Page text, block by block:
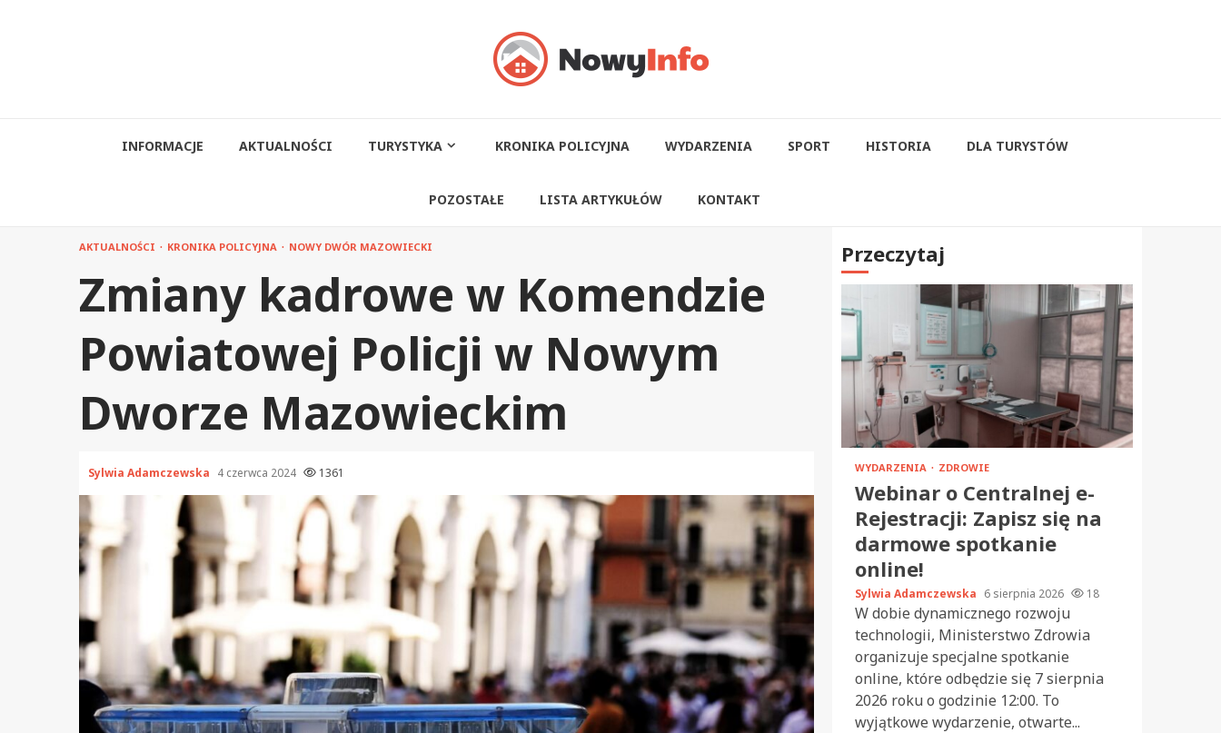
INFORMACJE AKTUALNOŚCI TURYSTYKA KRONIKA POLICYJNA WYDARZENIA SPORT HISTORIA DLA TURYSTÓW
POZOSTAŁE LISTA ARTYKUŁÓW KONTAKT
AKTUALNOŚCI KRONIKA POLICYJNA NOWY DWÓR MAZOWIECKI
Zmiany kadrowe w Komendzie
Powiatowej Policji w Nowym
Dworze Mazowieckim
Sylwia Adamczewska 4 czerwca 2024 1361
Przeczytaj
WYDARZENIA ZDROWIE
Webinar o Centralnej e-
Rejestracji: Zapisz się na
darmowe spotkanie
online!
Sylwia Adamczewska 6 sierpnia 2026 18
W dobie dynamicznego rozwoju
technologii, Ministerstwo Zdrowia
organizuje specjalne spotkanie
online, które odbędzie się 7 sierpnia
2026 roku o godzinie 12:00. To
wyjątkowe wydarzenie, otwarte...